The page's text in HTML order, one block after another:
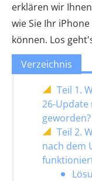
erklären wir
wie Sie Ihr
können. Los
Verzeichnis
Teil 1.
26-
geworden?
Teil 2.
nach dem